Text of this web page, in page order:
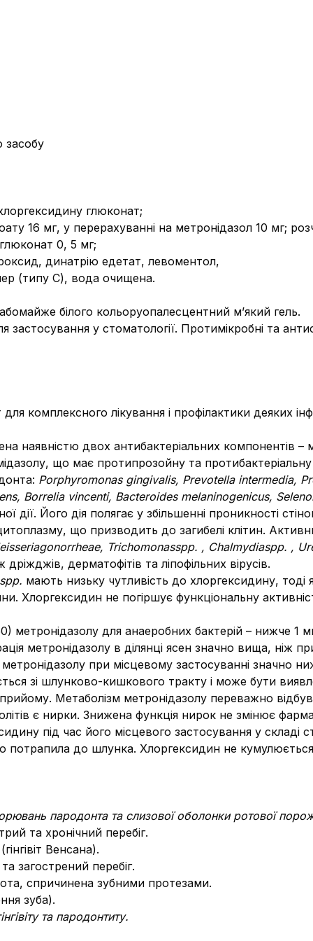
засобу
глюконат;
16 мг, у перерахуванні на метронідазол 10 мг;
0, 5 мг;
динатрію едетат, левоментол,
(типу С), вода очищена.
майже білого кольоруопалесцентний м’який гель.
застосування у стоматології. Протимікробні та
комплексного лікування і профілактики деяких
наявністю двох антибактеріальних компонентів
що має протипрозойну та
Porphyromonas gingivalis, Prevotella intermedia,
Borrelia vincenti, Bacteroides melaninogenicus,
Його дія полягає у збільшенні проникності
що призводить до загибелі клітин.
gonorrheae, Trichomonasspp. , Chalmydiaspp. ,
дерматофітів та ліпофільних вірусів.
мають низьку чутливість до хлоргексидину, тоді
Хлоргексидин не погіршує функціональну
метронідазолу для анаеробних бактерій – нижче 1
метронідазолу в ділянці ясен значно вища, ніж
при місцевому застосуванні значно
зі шлунково-кишкового тракту і може бути
Метаболізм метронідазолу переважно
є нирки. Знижена функція нирок не змінює
під час його місцевого застосування у складі
до шлунка. Хлоргексидин не кумулюється
пародонта та слизової оболонки ротової
та хронічний перебіг.
Венсана).
загострений перебіг.
спричинена зубними протезами.
зуба).
та пародонтиту.